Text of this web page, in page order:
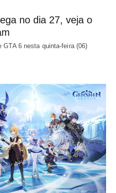
no dia 27, veja o
6 nesta quinta-feira (06)